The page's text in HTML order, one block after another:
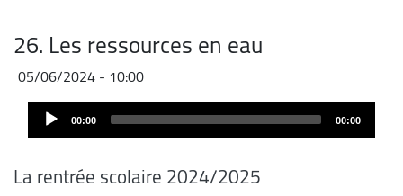
26. Les ressources en eau
05/06/2024 - 10:00
Audio
Player 00:00 00:00
La rentrée scolaire 2024/2025